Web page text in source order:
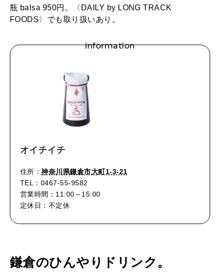
瓶 balsa 950円。〈DAILY by LONG TRACK
FOODS〉でも取り扱いあり。
information
オイチイチ
住所：神奈川県鎌倉市大町1-3-21
TEL：0467-55-9582
営業時間：11:00～15:00
定休日：不定休
鎌倉のひんやりドリンク。